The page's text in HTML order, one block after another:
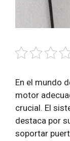
En el mundo
motor
crucial. El
destaca por
soportar